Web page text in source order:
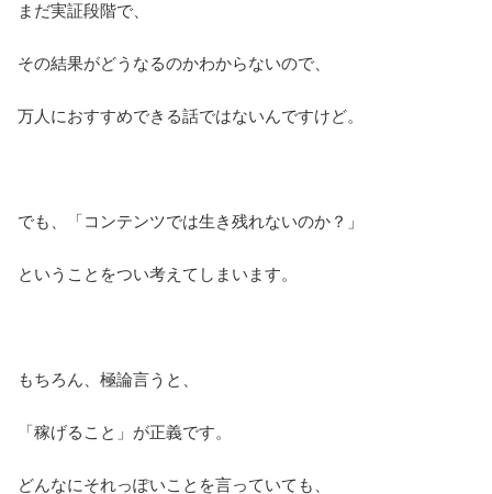
まだ実証段階で、
その結果がどうなるのかわからないので、
万人におすすめできる話ではないんですけど。
でも、「コンテンツでは生き残れないのか？」
ということをつい考えてしまいます。
もちろん、極論言うと、
「稼げること」が正義です。
どんなにそれっぽいことを言っていても、